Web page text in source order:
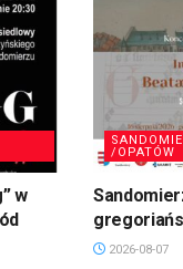
w
/OPATÓW
2026-08-07